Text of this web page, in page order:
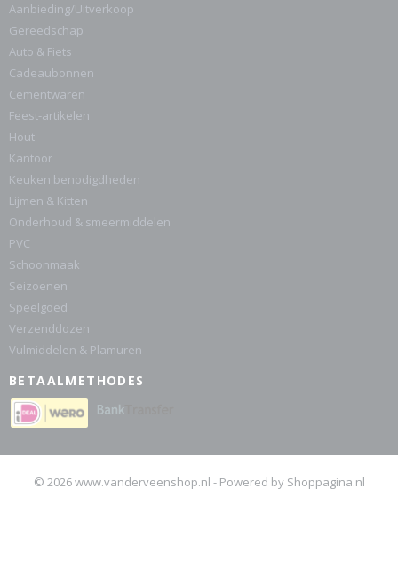
Aanbieding/Uitverkoop
Gereedschap
Auto & Fiets
Cadeaubonnen
Cementwaren
Feest-artikelen
Hout
Kantoor
Keuken benodigdheden
Lijmen & Kitten
Onderhoud & smeermiddelen
PVC
Schoonmaak
Seizoenen
Speelgoed
Verzenddozen
Vulmiddelen & Plamuren
BETAALMETHODES
© 2026 www.vanderveenshop.nl - Powered by Shoppagina.nl